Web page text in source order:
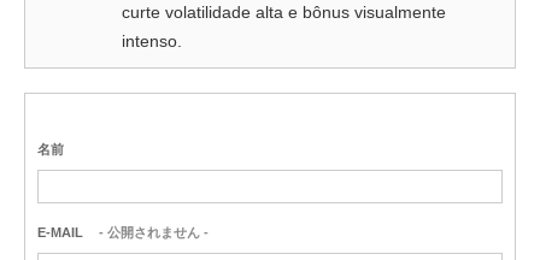
curte volatilidade alta e bônus visualmente
intenso.
名前
E-MAIL - 公開されません -